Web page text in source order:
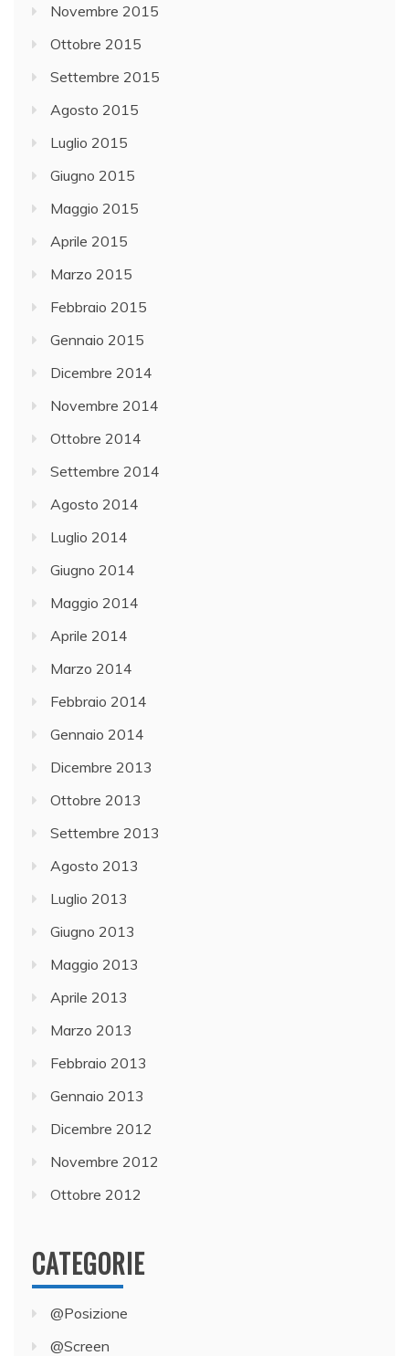
Novembre 2015
Ottobre 2015
Settembre 2015
Agosto 2015
Luglio 2015
Giugno 2015
Maggio 2015
Aprile 2015
Marzo 2015
Febbraio 2015
Gennaio 2015
Dicembre 2014
Novembre 2014
Ottobre 2014
Settembre 2014
Agosto 2014
Luglio 2014
Giugno 2014
Maggio 2014
Aprile 2014
Marzo 2014
Febbraio 2014
Gennaio 2014
Dicembre 2013
Ottobre 2013
Settembre 2013
Agosto 2013
Luglio 2013
Giugno 2013
Maggio 2013
Aprile 2013
Marzo 2013
Febbraio 2013
Gennaio 2013
Dicembre 2012
Novembre 2012
Ottobre 2012
CATEGORIE
@Posizione
@Screen